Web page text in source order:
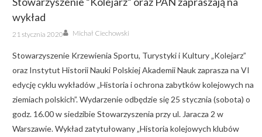
wykład
Posted
on
21 stycznia 2020 Author
Michał Ciechowski
Stowarzyszenie Krzewienia Sportu, Turystyki i Kultury „Kolejarz”
oraz Instytut Historii Nauki Polskiej Akademii Nauk zaprasza na VI
edycję cyklu wykładów „Historia i ochrona zabytków kolejowych na
ziemiach polskich”. Wydarzenie odbędzie się 25 stycznia (sobota) o
godz. 16.00 w siedzibie Stowarzyszenia przy ul. Jaracza 2 w
Warszawie. Wykład zatytułowany „Historia kolejowych klubów